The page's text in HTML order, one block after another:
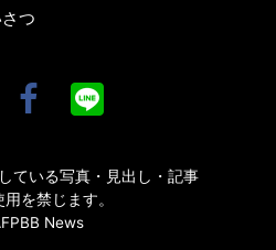
つ
ている写真・見出し・記事
を禁じます。
News